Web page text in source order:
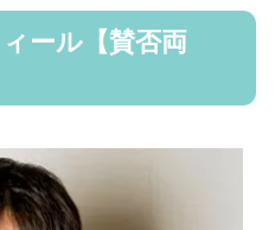
ール【賛否両